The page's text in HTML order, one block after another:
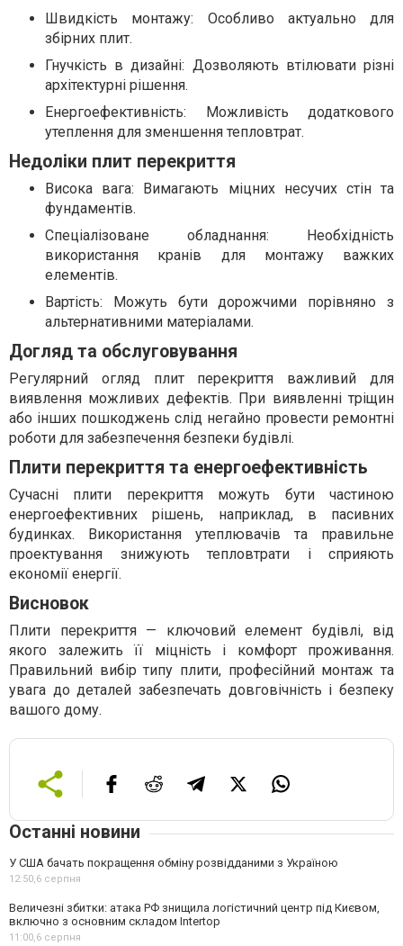
Швидкість монтажу: Особливо актуально для
збірних плит.
Гнучкість в дизайні: Дозволяють втілювати різні
архітектурні рішення.
Енергоефективність: Можливість додаткового
утеплення для зменшення тепловтрат.
Недоліки плит перекриття
Висока вага: Вимагають міцних несучих стін та
фундаментів.
Спеціалізоване обладнання: Необхідність
використання кранів для монтажу важких
елементів.
Вартість: Можуть бути дорожчими порівняно з
альтернативними матеріалами.
Догляд та обслуговування
Регулярний огляд плит перекриття важливий для
виявлення можливих дефектів. При виявленні тріщин
або інших пошкоджень слід негайно провести ремонтні
роботи для забезпечення безпеки будівлі.
Плити перекриття та енергоефективність
Сучасні плити перекриття можуть бути частиною
енергоефективних рішень, наприклад, в пасивних
будинках. Використання утеплювачів та правильне
проектування знижують тепловтрати і сприяють
економії енергії.
Висновок
Плити перекриття — ключовий елемент будівлі, від
якого залежить її міцність і комфорт проживання.
Правильний вибір типу плити, професійний монтаж та
увага до деталей забезпечать довговічність і безпеку
вашого дому.
Останні новини
У США бачать покращення обміну розвідданими з Україною
12:50,6 серпня
Величезні збитки: атака РФ знищила логістичний центр під Києвом,
включно з основним складом Intertop
11:00,6 серпня